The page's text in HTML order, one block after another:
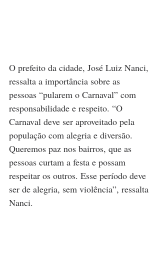
O prefeito da cidade, José Luiz Nanci,
ressalta a importância sobre as
pessoas “pularem o Carnaval” com
responsabilidade e respeito. “O
Carnaval deve ser aproveitado pela
população com alegria e diversão.
Queremos paz nos bairros, que as
pessoas curtam a festa e possam
respeitar os outros. Esse período deve
ser de alegria, sem violência”, ressalta
Nanci.